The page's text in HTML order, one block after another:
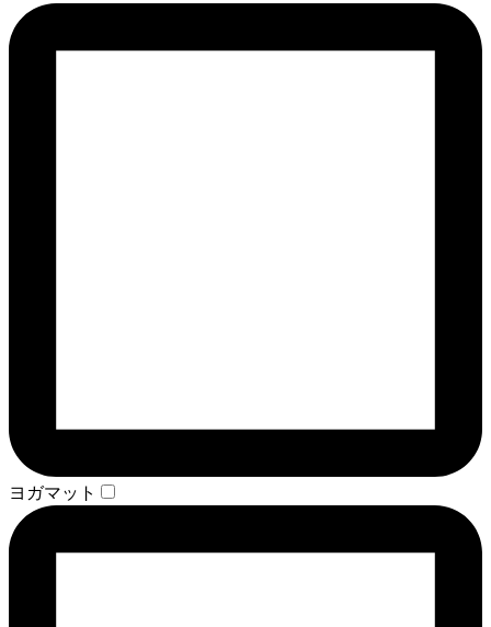
ヨガマット